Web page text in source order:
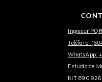
Ingresar PQR
Teléfono:
WhatsApp:
Estudio de
NIT